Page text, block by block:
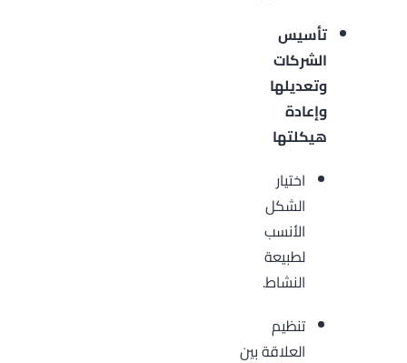
تأسيس
الشركات
وتعديلها
وإعادة
هيكلتها
اختيار
الشكل
الأنسب
لطبيعة
النشاط.
تنظيم
العلاقة بين